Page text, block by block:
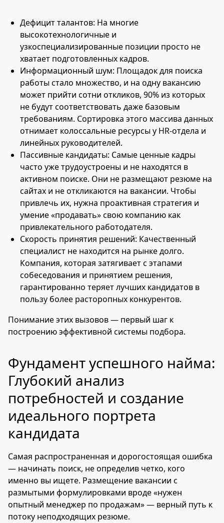
Дефицит талантов: На многие
высокотехнологичные и
узкоспециализированные позиции просто не
хватает подготовленных кадров.
Информационный шум: Площадок для поиска
работы стало множество, и на одну вакансию
может прийти сотни откликов, 90% из которых
не будут соответствовать даже базовым
требованиям. Сортировка этого массива данных
отнимает колоссальные ресурсы у HR-отдела и
линейных руководителей.
Пассивные кандидаты: Самые ценные кадры
часто уже трудоустроены и не находятся в
активном поиске. Они не размещают резюме на
сайтах и не откликаются на вакансии. Чтобы
привлечь их, нужна проактивная стратегия и
умение «продавать» свою компанию как
привлекательного работодателя.
Скорость принятия решений: Качественный
специалист не находится на рынке долго.
Компания, которая затягивает с этапами
собеседования и принятием решения,
гарантированно теряет лучших кандидатов в
пользу более расторопных конкурентов.
Понимание этих вызовов — первый шаг к
построению эффективной системы подбора.
Фундамент успешного найма:
Глубокий анализ
потребностей и создание
идеального портрета
кандидата
Самая распространенная и дорогостоящая ошибка
— начинать поиск, не определив четко, кого
именно вы ищете. Размещение вакансии с
размытыми формулировками вроде «нужен
опытный менеджер по продажам» — верный путь к
потоку неподходящих резюме.